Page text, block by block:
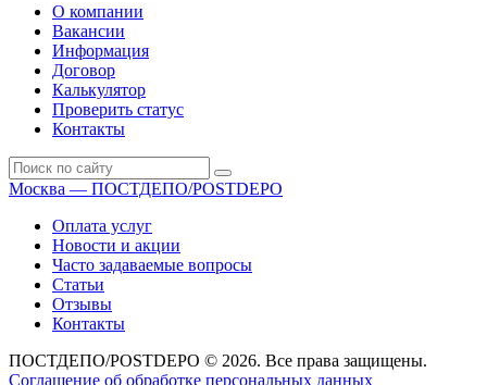
О компании
Вакансии
Информация
Договор
Калькулятор
Проверить статус
Контакты
Москва — ПОСТДЕПО/POSTDEPO
Оплата услуг
Новости и акции
Часто задаваемые вопросы
Статьи
Отзывы
Контакты
ПОСТДЕПО/POSTDEPO © 2026. Все права защищены.
Соглашение об обработке персональных данных